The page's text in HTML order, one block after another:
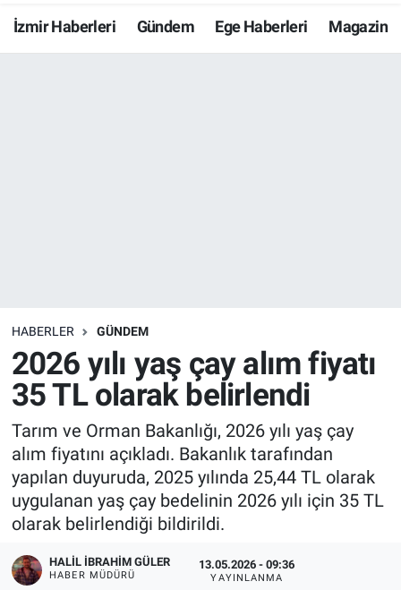
İzmir Haberleri Gündem Ege Haberleri Magazin
HABERLER GÜNDEM
2026 yılı yaş çay alım fiyatı
35 TL olarak belirlendi
Tarım ve Orman Bakanlığı, 2026 yılı yaş çay
alım fiyatını açıkladı. Bakanlık tarafından
yapılan duyuruda, 2025 yılında 25,44 TL olarak
uygulanan yaş çay bedelinin 2026 yılı için 35 TL
olarak belirlendiği bildirildi.
HALIL İBRAHIM GÜLER
HABER MÜDÜRÜ
13.05.2026 - 09:36
YAYINLANMA
Resmi İlanlar